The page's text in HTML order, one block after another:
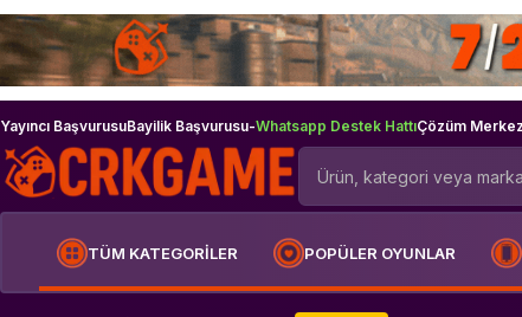
Yayıncı BaşvurusuBayilik Başvurusu-Whatsapp Destek HattıÇözüm
TÜM KATEGORİLER POPÜLER OYUNLAR